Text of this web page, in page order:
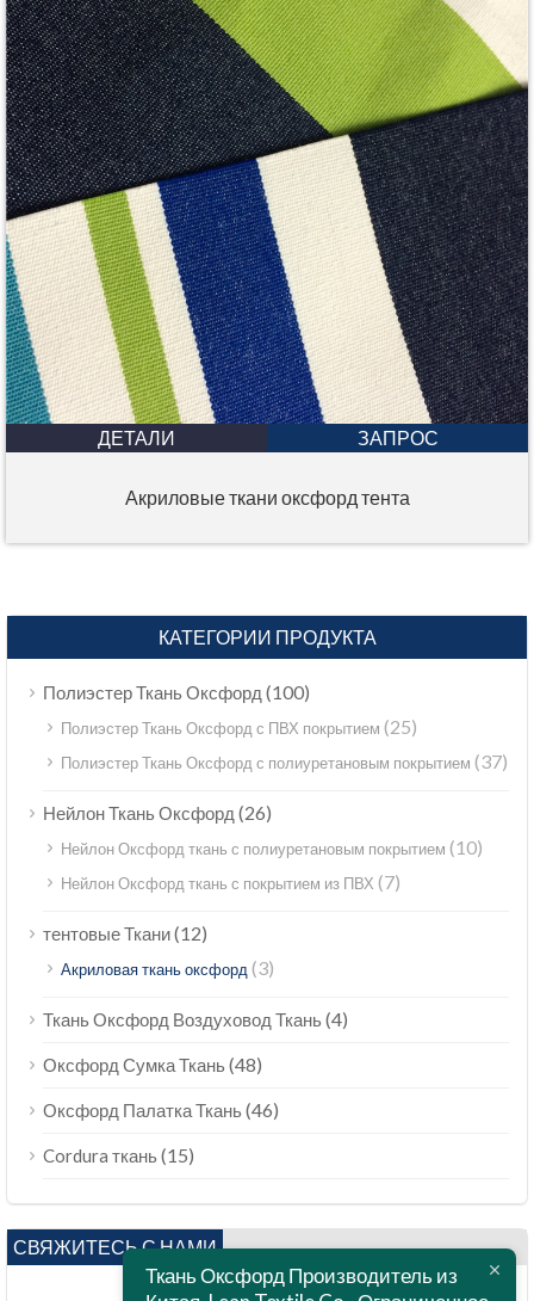
ДЕТАЛИ ЗАПРОС
Акриловые ткани оксфорд тента
КАТЕГОРИИ ПРОДУКТА
Полиэстер Ткань Оксфорд (100)
Полиэстер Ткань Оксфорд с ПВХ покрытием (25)
Полиэстер Ткань Оксфорд с полиуретановым покрытием (37)
Нейлон Ткань Оксфорд (26)
Нейлон Оксфорд ткань с полиуретановым покрытием (10)
Нейлон Оксфорд ткань с покрытием из ПВХ (7)
тентовые Ткани(12)
Акриловая ткань оксфорд (3)
Ткань Оксфорд Воздуховод Ткань(4)
Оксфорд Сумка Ткань(48)
Оксфорд Палатка Ткань(46)
Cordura ткань(15)
СВЯЖИТЕСЬ С НАМИ
Ткань Оксфорд Производитель из